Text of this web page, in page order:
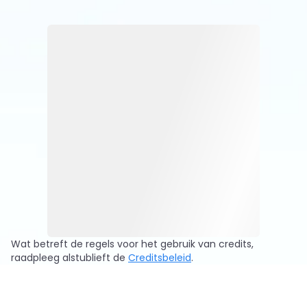
Wat betreft de regels voor het gebruik van credits,
raadpleeg alstublieft de Creditsbeleid.